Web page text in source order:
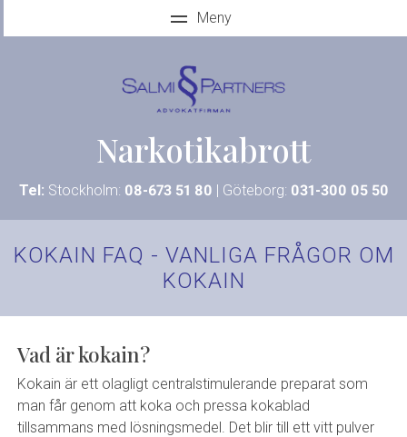
Narkotikabrott
Tel: Stockholm: 08-673 51 80 | Göteborg: 031-300 05 50
KOKAIN FAQ - VANLIGA FRÅGOR OM
KOKAIN
Vad är kokain?
Kokain är ett olagligt centralstimulerande preparat som
man får genom att koka och pressa kokablad
tillsammans med lösningsmedel. Det blir till ett vitt pulver